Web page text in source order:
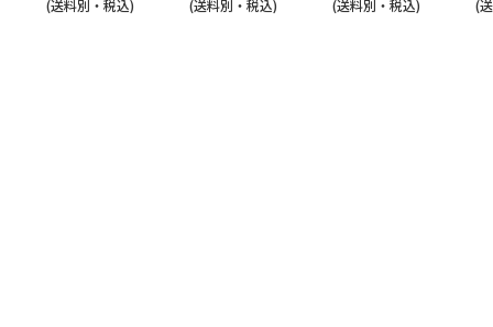
(送料別・税込) (送料別・税込) (送料別・税込) (